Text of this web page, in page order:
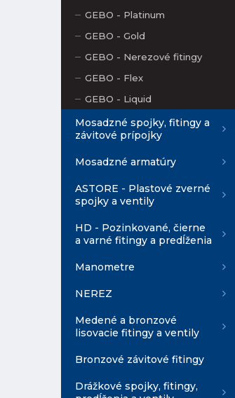
GEBO - Platinum
GEBO - Gold
GEBO - Nerezové fitingy
GEBO - Flex
GEBO - Liquid
Mosadzné spojky, fitingy a
závitové prípojky
Mosadzné armatúry
ASTORE - Plastové zverné
spojky a ventily
HD - Pozinkované, čierne
a varné fitingy a predĺženia
Manometre
NEREZ
Medené a bronzové
lisovacie fitingy a ventily
Bronzové závitové fitingy
Drážkové spojky, fitingy,